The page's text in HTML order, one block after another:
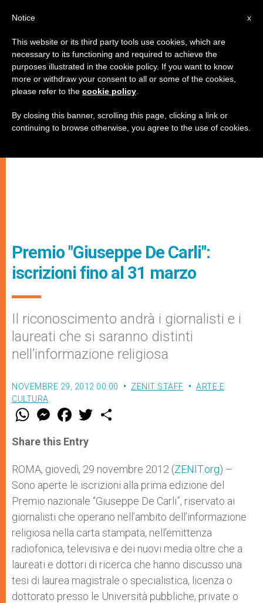
Premio "Giuseppe De Carli":
iscrizioni fino al 31 marzo
Il riconoscimento andrà i giornalisti e i
laureati che si saranno distinti
nell’informazione religiosa
NOVEMBRE 29, 2012 00:00 ZENIT STAFF
ARTE E
CULTURA
W
t
s
p
p
M
e
s
e
g
e
r
F
a
e
b
o
k
w
r
Share this Entry
ROMA, giovedì, 29 novembre 2012 (ZENIT.org) –
Sono aperte le iscrizioni alla prima edizione del
Premio nazionale “Giuseppe De Carli”, riservato ai
giornalisti che operano nell’ambito dell’informazione
religiosa nella carta stampata, nell’emittenza
radiofonica, televisiva e dei nuovi media oltre che a
laureati e dottori di ricerca che hanno discusso una
tesi di laurea magistrale o specialistica, licenza o
dottorato presso le Università pubbliche, private o
x
Notice
This website or its third party tools use cookies, which are
necessary to its functioning and required to achieve the
purposes illustrated in the cookie policy. If you want to know
more or withdraw your consent to all or some of the cookies,
please refer to the cookie policy
By closing this banner, scrolling this page, clicking a link or
continuing to browse otherwise, you agree to the use of cookies.